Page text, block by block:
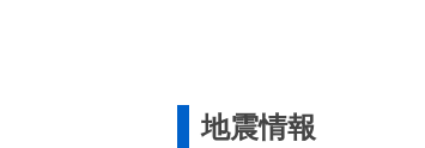
地震情報